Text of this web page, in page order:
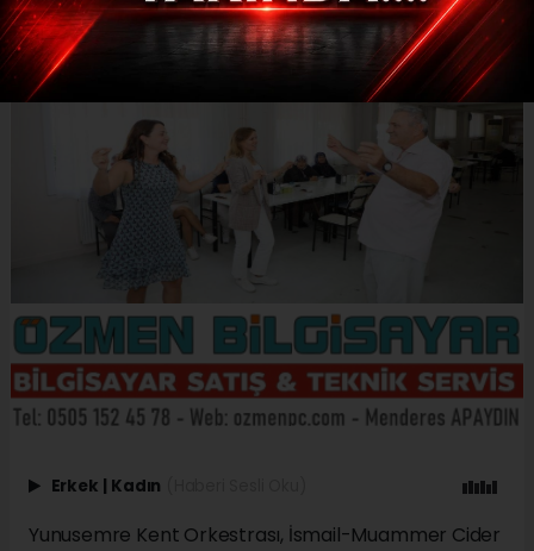
Erkek | Kadın
Yunusemre Kent Orkestrası, İsmail-Muammer Cider